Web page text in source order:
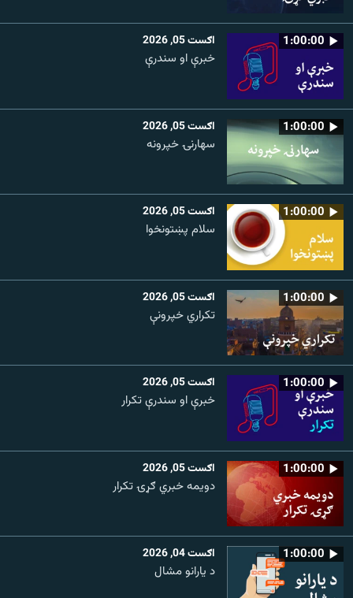
1:00:00 اګست 05, 2026
خبرې او سندرې
1:00:00 اګست 05, 2026
سهارنۍ خپرونه
1:00:00 اګست 05, 2026
سلام پښتونخوا
1:00:00 اګست 05, 2026
تکراري خپرونې
1:00:00 اګست 05, 2026
خبرې او سندرې تکرار
1:00:00 اګست 05, 2026
دویمه خبري ګړۍ تکرار
1:00:00 اګست 04, 2026
د یارانو مشال